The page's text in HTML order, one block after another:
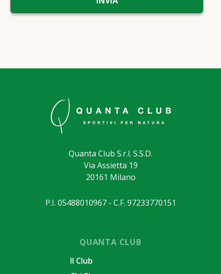
Quanta Club S.r.l. S.S.D.
Via Assietta 19
20161 Milano
P.I. 05488010967 - C.F. 97233770151
QUANTA CLUB
Il Club